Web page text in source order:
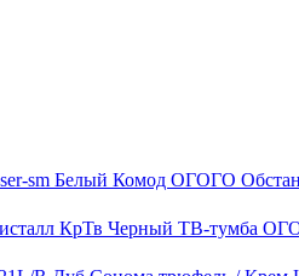
Комод ОГОГО
ТВ-тумба